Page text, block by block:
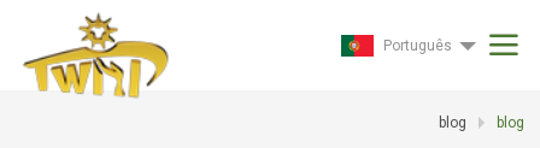
Português
blog blog